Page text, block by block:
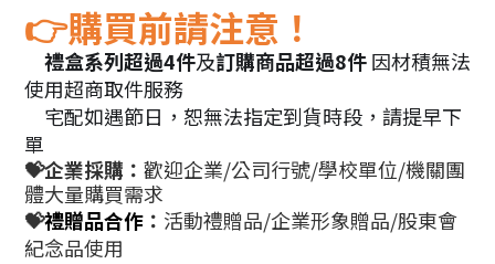
👉購買前請注意！
💝禮盒系列超過4件及訂購商品超過8件因材積無法
使用超商取件服務
宅配如遇節日，恕無法指定到貨時段 ，請提早下
單
💝企業採購： 歡迎企業/公司行號/學校單位/機關團
體大量購買需求
💝禮贈品合作 ： 活動禮贈品/企業形象贈品/股東會
紀念品使用